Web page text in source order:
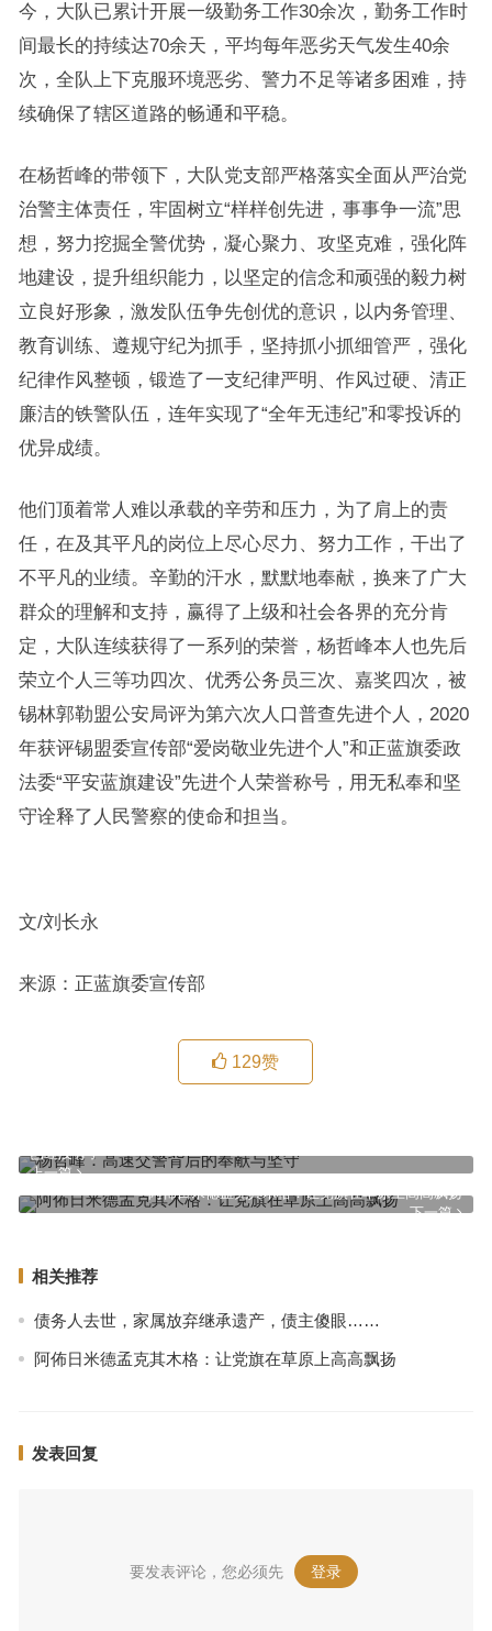
今，大队已累计开展一级勤务工作30余次，勤务工作时
间最长的持续达70余天，平均每年恶劣天气发生40余
次，全队上下克服环境恶劣、警力不足等诸多困难，持
续确保了辖区道路的畅通和平稳。
在杨哲峰的带领下，大队党支部严格落实全面从严治党
治警主体责任，牢固树立“样样创先进，事事争一流”思
想，努力挖掘全警优势，凝心聚力、攻坚克难，强化阵
地建设，提升组织能力，以坚定的信念和顽强的毅力树
立良好形象，激发队伍争先创优的意识，以内务管理、
教育训练、遵规守纪为抓手，坚持抓小抓细管严，强化
纪律作风整顿，锻造了一支纪律严明、作风过硬、清正
廉洁的铁警队伍，连年实现了“全年无违纪”和零投诉的
优异成绩。
他们顶着常人难以承载的辛劳和压力，为了肩上的责
任，在及其平凡的岗位上尽心尽力、努力工作，干出了
不平凡的业绩。辛勤的汗水，默默地奉献，换来了广大
群众的理解和支持，赢得了上级和社会各界的充分肯
定，大队连续获得了一系列的荣誉，杨哲峰本人也先后
荣立个人三等功四次、优秀公务员三次、嘉奖四次，被
锡林郭勒盟公安局评为第六次人口普查先进个人，2020
年获评锡盟委宣传部“爱岗敬业先进个人”和正蓝旗委政
法委“平安蓝旗建设”先进个人荣誉称号，用无私奉和坚
守诠释了人民警察的使命和担当。
文/刘长永
来源：正蓝旗委宣传部
129赞
上一篇
已经没有了
下一篇
阿佈日米德孟克其木格：让党旗在草原上高高飘扬
相关推荐
债务人去世，家属放弃继承遗产，债主傻眼……
阿佈日米德孟克其木格：让党旗在草原上高高飘扬
发表回复
要发表评论，您必须先 登录 。